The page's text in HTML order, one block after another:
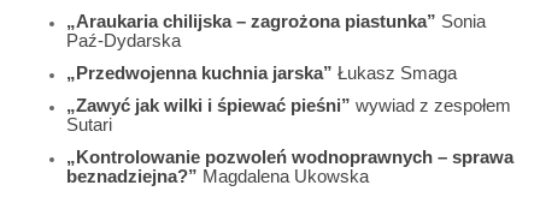
„Araukaria chilijska – zagrożona piastunka” Sonia
Paź-Dydarska
„Przedwojenna kuchnia jarska” Łukasz Smaga
„Zawyć jak wilki i śpiewać pieśni” wywiad z zespołem
Sutari
„Kontrolowanie pozwoleń wodnoprawnych – sprawa
beznadziejna?” Magdalena Ukowska